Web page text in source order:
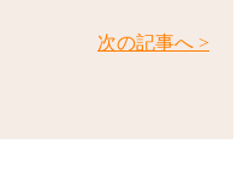
次の記事へ >